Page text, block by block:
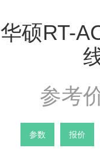
华硕RT-
参考
参数 报价